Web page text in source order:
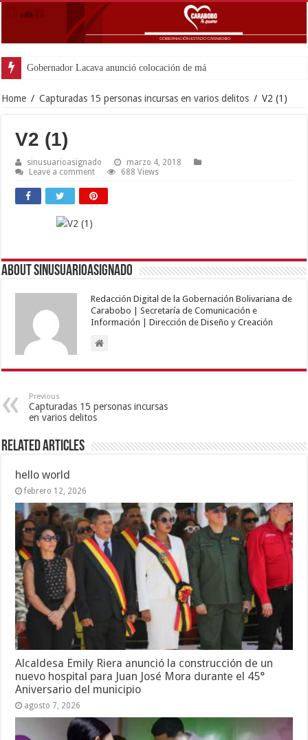
Gobernador Lacava anunció colocación de más de mil 500 ton
Home / Capturadas 15 personas incursas en varios delitos / V2 (1)
V2 (1)
sinusuarioasignado
marzo 4, 2018
Leave a comment
688 Views
About sinusuarioasignado
Redacción Digital de la Gobernación Bolivariana de
Carabobo | Secretaría de Comunicación e
Información | Dirección de Diseño y Creación
Previous
Capturadas 15 personas incursas
en varios delitos
Related Articles
hello world
febrero 12, 2026
Alcaldesa Emily Riera anunció la construcción de un
nuevo hospital para Juan José Mora durante el 45°
Aniversario del municipio
agosto 7, 2026